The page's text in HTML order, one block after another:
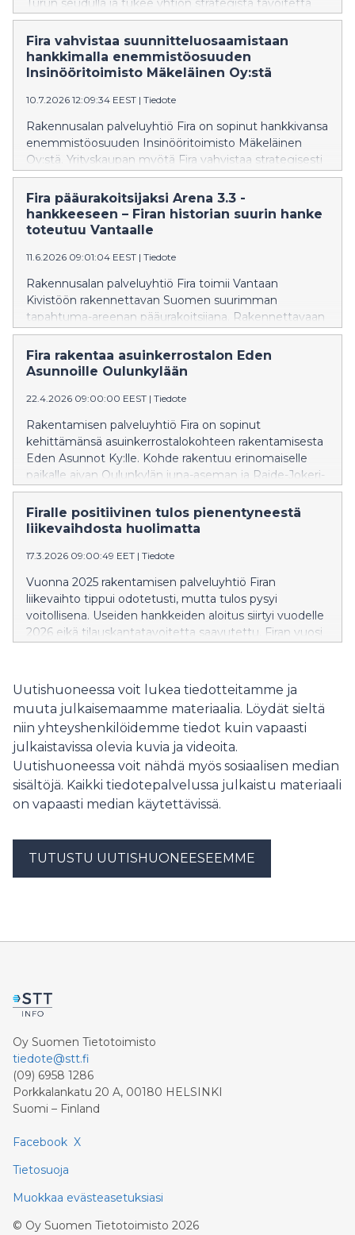
Turun seudulla ja tukee yhtiön strategista tavoitetta
kasvaa Suomen keskeisissä kasvukeskuksissa.
Fira vahvistaa suunnitteluosaamistaan
hankkimalla enemmistöosuuden
Insinööritoimisto Mäkeläinen Oy:stä
10.7.2026 12:09:34 EEST | Tiedote
Rakennusalan palveluyhtiö Fira on sopinut hankkivansa
enemmistöosuuden Insinööritoimisto Mäkeläinen
Oy:stä. Yrityskaupan myötä Fira vahvistaa strategisesti
keskeisiä kyvykkyyksiään rakennesuunnittelussa,
tietomallinnuksessa (BIM), puu- ja
betonirakentamisessa sekä rakennusfysiikassa.
Fira pääurakoitsijaksi Arena 3.3 -
hankkeeseen – Firan historian suurin hanke
toteutuu Vantaalle
11.6.2026 09:01:04 EEST | Tiedote
Rakennusalan palveluyhtiö Fira toimii Vantaan
Kivistöön rakennettavan Suomen suurimman
tapahtuma-areenan pääurakoitsijana. Rakennettavaan
kokonaisuuteen kuuluu monitoimiareena, hotelli sekä
pysäköintitalo.
Fira rakentaa asuinkerrostalon Eden
Asunnoille Oulunkylään
22.4.2026 09:00:00 EEST | Tiedote
Rakentamisen palveluyhtiö Fira on sopinut
kehittämänsä asuinkerrostalokohteen rakentamisesta
Eden Asunnot Ky:lle. Kohde rakentuu erinomaiselle
paikalle aivan Oulunkylän juna-aseman ja Raide-Jokeri-
yhteyden viereen.
Firalle positiivinen tulos pienentyneestä
liikevaihdosta huolimatta
17.3.2026 09:00:49 EET | Tiedote
Vuonna 2025 rakentamisen palveluyhtiö Firan
liikevaihto tippui odotetusti, mutta tulos pysyi
voitollisena. Useiden hankkeiden aloitus siirtyi vuodelle
2026 eikä tilauskantatavoitetta saavutettu. Firan vuosi
Uutishuoneessa voit lukea tiedotteitamme ja
muuta julkaisemaamme materiaalia. Löydät sieltä
niin yhteyshenkilöidemme tiedot kuin vapaasti
julkaistavissa olevia kuvia ja videoita.
Uutishuoneessa voit nähdä myös sosiaalisen median
sisältöjä. Kaikki tiedotepalvelussa julkaistu materiaali
on vapaasti median käytettävissä.
TUTUSTU UUTISHUONEESEEMME
Oy Suomen Tietotoimisto
tiedote@stt.fi
(09) 6958 1286
Porkkalankatu 20 A, 00180 HELSINKI
Suomi – Finland
Facebook X
Tietosuoja
Muokkaa evästeasetuksiasi
© Oy Suomen Tietotoimisto 2026